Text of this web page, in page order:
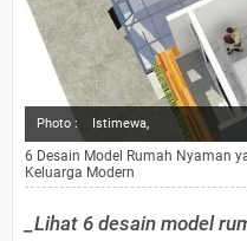
Photo : Istimewa,
6 Desain Model Rumah Nyaman
Keluarga Modern
_Lihat 6 desain model